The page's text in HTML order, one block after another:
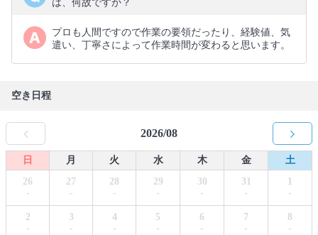
は、何故ですか？
プロも人間ですので作業の要領だったり、経験値、気
遣い、丁寧さによって作業時間が変わると思います。
空き日程
2026/08
日 月 火 水 木 金
土
26
-
27
-
28
-
29
-
30
-
31
-
1
-
2
-
3
-
4
-
5
-
6
-
7
-
8
-